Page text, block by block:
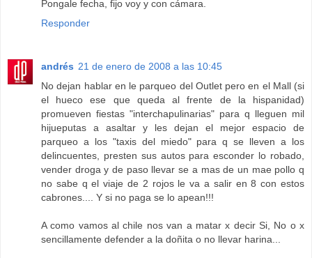
Pongale fecha, fijo voy y con cámara.
Responder
andrés 21 de enero de 2008 a las 10:45
No dejan hablar en le parqueo del Outlet pero en el Mall (si
el hueco ese que queda al frente de la hispanidad)
promueven fiestas "interchapulinarias" para q lleguen mil
hijueputas a asaltar y les dejan el mejor espacio de
parqueo a los "taxis del miedo" para q se lleven a los
delincuentes, presten sus autos para esconder lo robado,
vender droga y de paso llevar se a mas de un mae pollo q
no sabe q el viaje de 2 rojos le va a salir en 8 con estos
cabrones.... Y si no paga se lo apean!!!
A como vamos al chile nos van a matar x decir Si, No o x
sencillamente defender a la doñita o no llevar harina...